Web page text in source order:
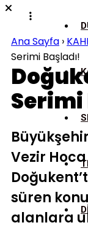
Ana Sayfa ›
Serimi Başladı!
Serimi
Vezir
süren
alanlara